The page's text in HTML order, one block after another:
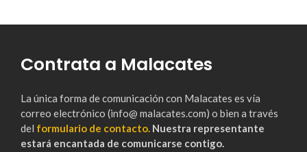
Contrata a Malacates
La única forma de comunicación con Malacates es vía
correo electrónico (info@ malacates.com) o bien a través
del formulario de contacto. Nuestra representante
estará encantada de comunicarse contigo.